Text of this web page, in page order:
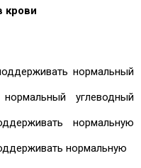
крови
нормальный
углеводный
нормальную
нормальную